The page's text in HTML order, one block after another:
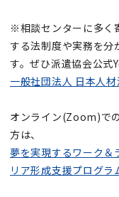
※相談センターに多く
する法制度や実務を分
す。ぜひ派遣協会公式
一般社団法人 日本人
オンライン(Zoom)で
方は、
夢を実現するワーク＆
リア形成支援プログラ